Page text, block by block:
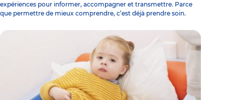
expériences pour informer, accompagner et transmettre. Parce
que permettre de mieux comprendre, c’est déjà prendre soin.